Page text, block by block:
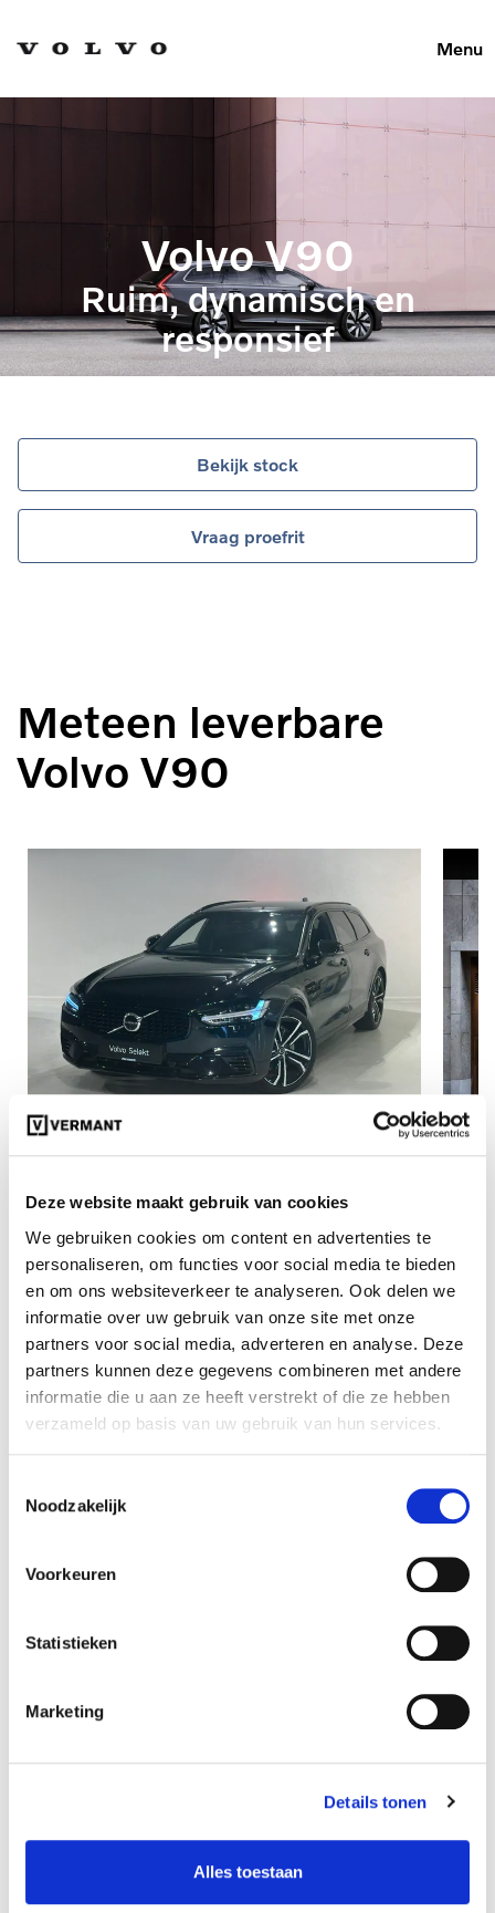
Deze website maakt gebruik van cookies
We gebruiken cookies om content en advertenties te
personaliseren, om functies voor social media te bieden
en om ons websiteverkeer te analyseren. Ook delen we
informatie over uw gebruik van onze site met onze
partners voor social media, adverteren en analyse. Deze
partners kunnen deze gegevens combineren met andere
informatie die u aan ze heeft verstrekt of die ze hebben
verzameld op basis van uw gebruik van hun services.
Noodzakelijk
Voorkeuren
Statistieken
Marketing
Details tonen
Alles toestaan
Menu
Volvo V90
Ruim, dynamisch en
responsief
Bekijk stock
Vraag proefrit
Meteen leverbare
Volvo V90
98753
incl. BTW
Volvo V90 Plus T6 AWD Plug-in hybrid
Elektrisch/benzine Dark
12-03-2025 Automaat
Vergelijken
De Volvo V90 in beeld